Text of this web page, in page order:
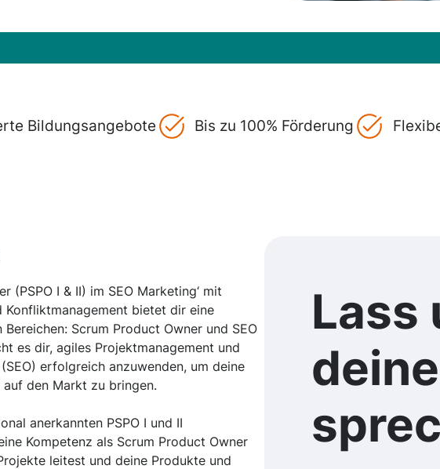
Bildungsangebote Bis zu 100% Förderung
(PSPO I & II) im SEO Marketing‘ mit
bietet dir eine
Scrum Product Owner und SEO
es dir, agiles Projektmanagement und
erfolgreich anzuwenden, um deine
den Markt zu bringen.
anerkannten PSPO I und II
Kompetenz als Scrum Product Owner
leitest und deine Produkte und
Lass
deine